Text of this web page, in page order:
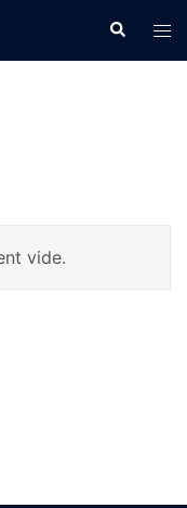
le
vide.